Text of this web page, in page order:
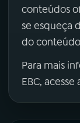
conteúdos
se esqueça
do
Para mais
EBC,